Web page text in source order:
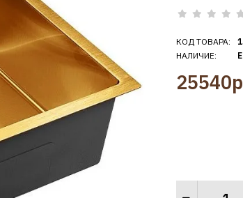
КОД ТОВАРА:
НАЛИЧИЕ: